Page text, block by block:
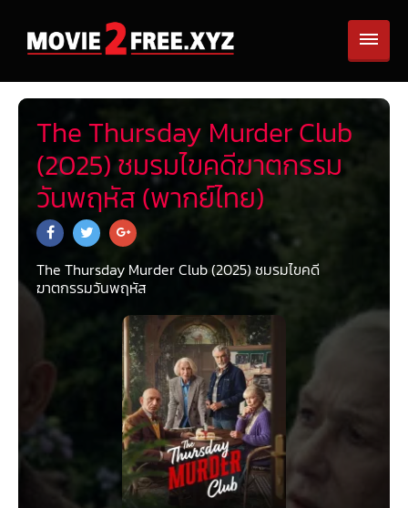
The Thursday Murder Club
(2025) ชมรมไขคดีฆาตกรรม
วันพฤหัส (พากย์ไทย)
The Thursday Murder Club (2025) ชมรมไขคดี
ฆาตกรรมวันพฤหัส